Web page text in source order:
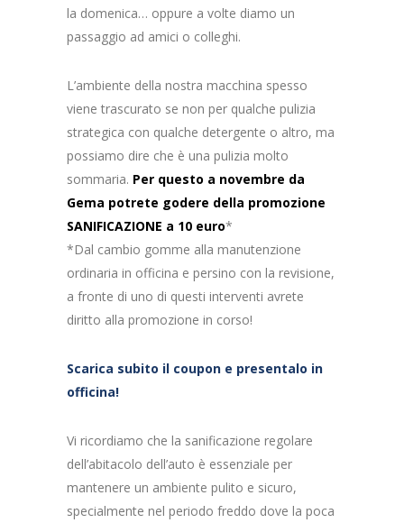
la domenica… oppure a volte diamo un
passaggio ad amici o colleghi.
L’ambiente della nostra macchina spesso
viene trascurato se non per qualche pulizia
strategica con qualche detergente o altro, ma
possiamo dire che è una pulizia molto
sommaria. Per questo a novembre da
Gema potrete godere della promozione
SANIFICAZIONE a 10 euro*
*Dal cambio gomme alla manutenzione
ordinaria in officina e persino con la revisione,
a fronte di uno di questi interventi avrete
diritto alla promozione in corso!
Scarica subito il coupon e presentalo in
officina!
Vi ricordiamo che la sanificazione regolare
dell’abitacolo dell’auto è essenziale per
mantenere un ambiente pulito e sicuro,
specialmente nel periodo freddo dove la poca